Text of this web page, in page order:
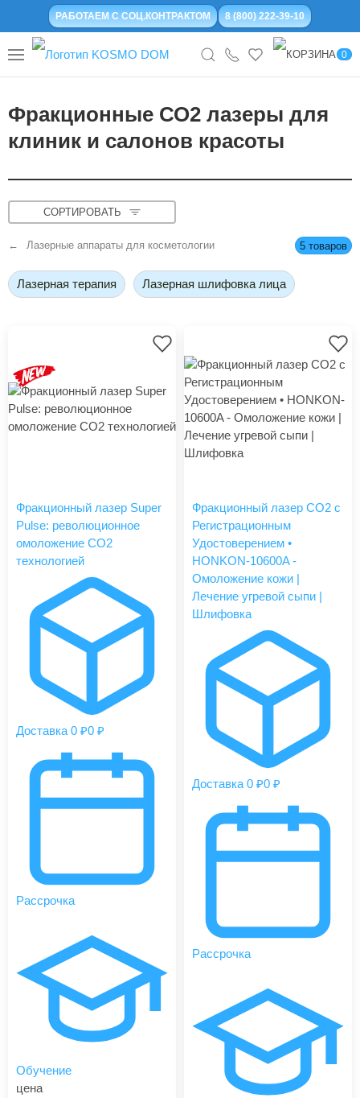
РАБОТАЕМ С СОЦ.КОНТРАКТОМ 8 (800) 222-39-10
0
Фракционные СО2 лазеры для
клиник и салонов красоты
СОРТИРОВАТЬ
Лазерные аппараты для косметологии 5 товаров
Лазерная терапия Лазерная шлифовка лица
Фракционный лазер Super
Pulse: революционное
омоложение CO2
технологией
Доставка 0 ₽0 ₽
Рассрочка
Обучение
цена
Фракционный лазер CO2 с
Регистрационным
Удостоверением •
HONKON-10600A -
Омоложение кожи |
Лечение угревой сыпи |
Шлифовка
Доставка 0 ₽0 ₽
Рассрочка